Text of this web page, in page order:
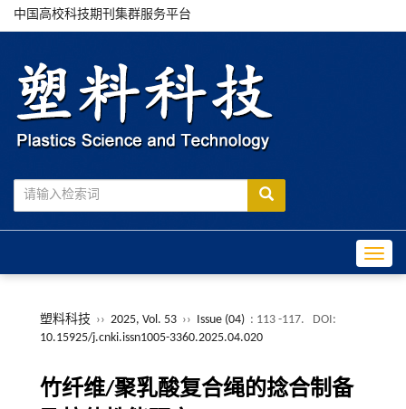
中国高校科技期刊集群服务平台
塑料科技 ›› 2025, Vol. 53 ›› Issue (04) : 113 -117.
DOI:
10.15925/j.cnki.issn1005-3360.2025.04.020
竹纤维/聚乳酸复合绳的捻合制备